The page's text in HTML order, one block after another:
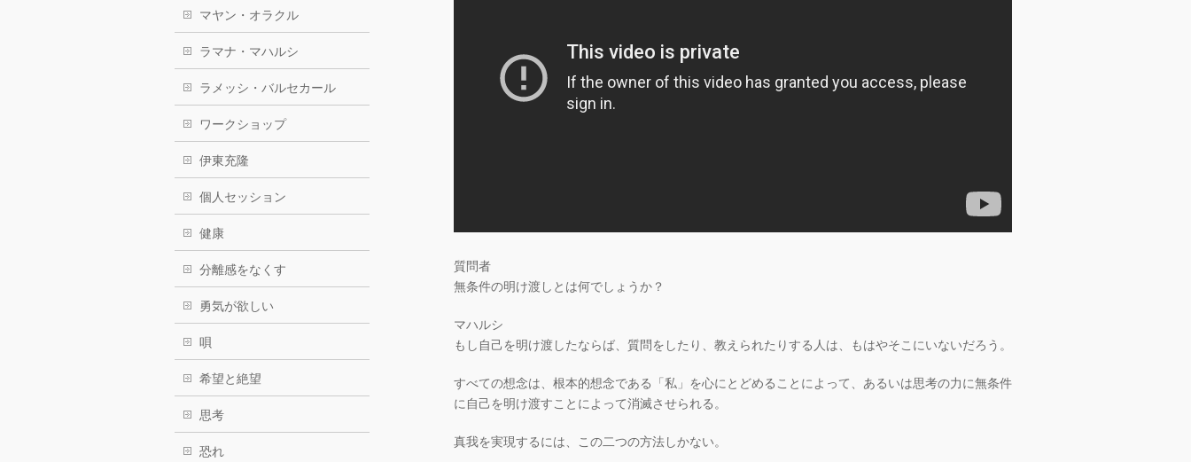
質問者
無条件の明け渡しとは何でしょうか？
マハルシ
もし自己を明け渡したならば、質問をしたり、教えられたりする人は、もはやそこにいないだろう。
すべての想念は、根本的想念である「私」を心にとどめることによって、あるいは思考の力に無条件
に自己を明け渡すことによって消滅させられる。
真我を実現するには、この二つの方法しかない。
マヤン・オラクル
ラマナ・マハルシ
ラメッシ・バルセカール
ワークショップ
伊東充隆
個人セッション
健康
分離感をなくす
勇気が欲しい
唄
希望と絶望
思考
恐れ